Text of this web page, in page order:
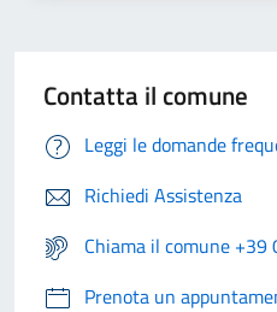
Contatta il comune
Leggi le domande
Richiedi Assistenza
Chiama il comune
Prenota un